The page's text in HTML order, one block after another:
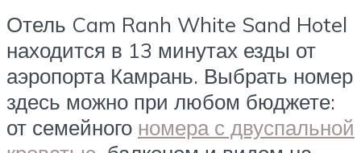
Отель Cam Ranh White Sand Hotel
находится в 13 минутах езды от
аэропорта Камрань. Выбрать номер
здесь можно при любом бюджете:
от семейного номера с двуспальной